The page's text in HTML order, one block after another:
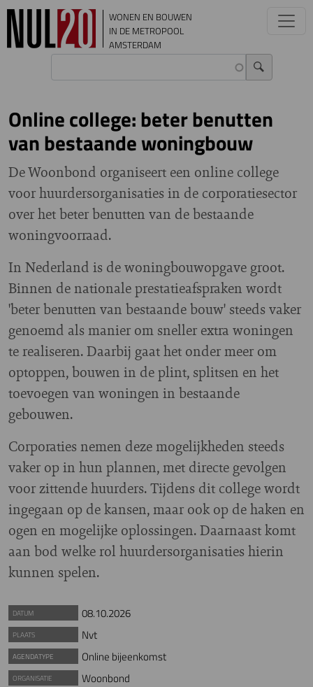
Overslaan en naar de inhoud gaan
WONEN EN BOUWEN
IN DE METROPOOL
AMSTERDAM
Online college: beter benutten
van bestaande woningbouw
De Woonbond organiseert een online college
voor huurdersorganisaties in de corporatiesector
over het beter benutten van de bestaande
woningvoorraad.
In Nederland is de woningbouwopgave groot.
Binnen de nationale prestatieafspraken wordt
'beter benutten van bestaande bouw' steeds vaker
genoemd als manier om sneller extra woningen
te realiseren. Daarbij gaat het onder meer om
optoppen, bouwen in de plint, splitsen en het
toevoegen van woningen in bestaande
gebouwen.
Corporaties nemen deze mogelijkheden steeds
vaker op in hun plannen, met directe gevolgen
voor zittende huurders. Tijdens dit college wordt
ingegaan op de kansen, maar ook op de haken en
ogen en mogelijke oplossingen. Daarnaast komt
aan bod welke rol huurdersorganisaties hierin
kunnen spelen.
DATUM 08.10.2026
PLAATS Nvt
AGENDATYPE Online bijeenkomst
ORGANISATIE Woonbond